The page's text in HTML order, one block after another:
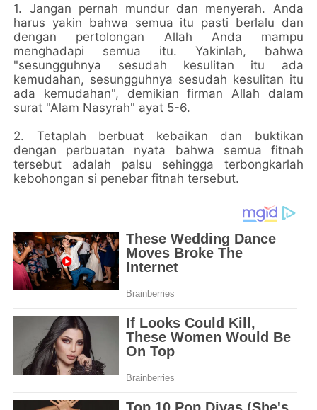
1. Jangan pernah mundur dan menyerah. Anda
harus yakin bahwa semua itu pasti berlalu dan
dengan pertolongan Allah Anda mampu
menghadapi semua itu. Yakinlah, bahwa
"sesungguhnya sesudah kesulitan itu ada
kemudahan, sesungguhnya sesudah kesulitan itu
ada kemudahan", demikian firman Allah dalam
surat "Alam Nasyrah" ayat 5-6.
2. Tetaplah berbuat kebaikan dan buktikan
dengan perbuatan nyata bahwa semua fitnah
tersebut adalah palsu sehingga terbongkarlah
kebohongan si penebar fitnah tersebut.